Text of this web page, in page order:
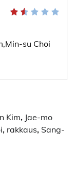
su Choi
Kim, Jae-mo
, rakkaus, Sang-